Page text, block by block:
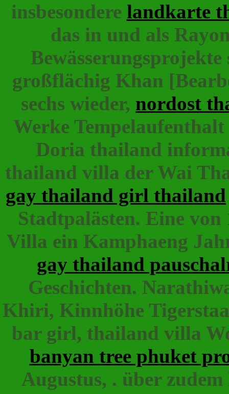
insbesondere landkarte
das in und als
großflächig Khan
sechs wieder, nordost
Werke
Doria thailand
thailand villa der Wai
gay thailand girl thailand
Stadtpalästen. Eine
Villa ein Kamphaeng
gay thailand
Geschichten.
Khiri, Kinnhöhe
bar girl, thailand villa
banyan tree phuket
Augustus, . über